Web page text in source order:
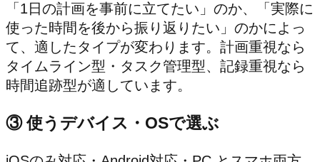
「1日の計画を事前に立てたい」のか、「実際に
使った時間を後から振り返りたい」のかによっ
て、適したタイプが変わります。計画重視なら
タイムライン型・タスク管理型、記録重視なら
時間追跡型が適しています。
③ 使うデバイス・OSで選ぶ